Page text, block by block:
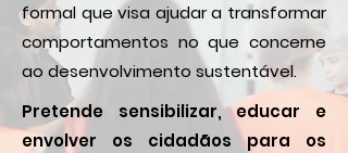
formal que visa ajudar a transformar
comportamentos no que concerne
ao desenvolvimento sustentável.
Pretende sensibilizar, educar e
envolver os cidadãos para os